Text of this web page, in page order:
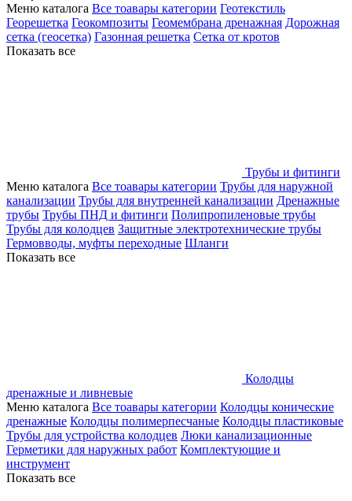
Меню каталога Все тоавары категории Геотекстиль
Георешетка Геокомпозиты Геомембрана дренажная Дорожная
сетка (геосетка) Газонная решетка Сетка от кротов
Показать все
Трубы и фитинги
Меню каталога Все тоавары категории Трубы для наружной
канализации Трубы для внутренней канализации Дренажные
трубы Трубы ПНД и фитинги Полипропиленовые трубы
Трубы для колодцев Защитные электротехнические трубы
Гермовводы, муфты переходные Шланги
Показать все
Колодцы
дренажные и ливневые
Меню каталога Все тоавары категории Колодцы конические
дренажные Колодцы полимерпесчаные Колодцы пластиковые
Трубы для устройства колодцев Люки канализационные
Герметики для наружных работ Комплектующие и
инструмент
Показать все